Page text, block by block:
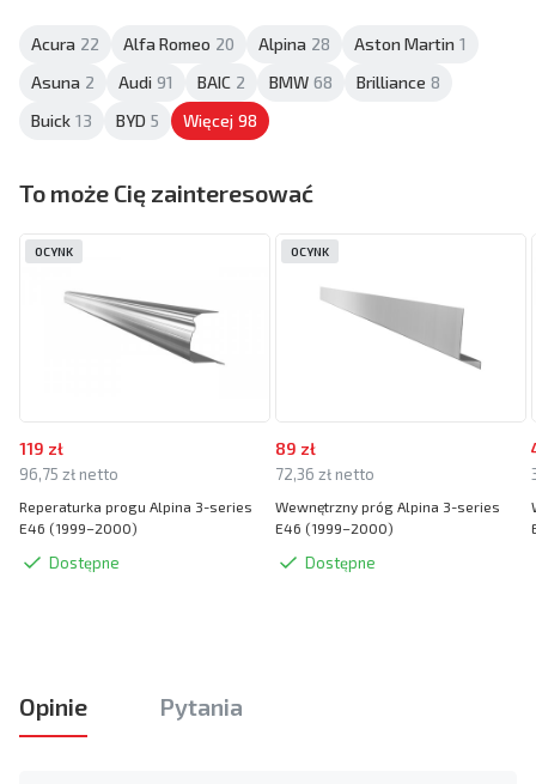
Acura 22 Alfa Romeo 20 Alpina 28 Aston Martin 1
Asuna 2 Audi 91 BAIC 2 BMW 68 Brilliance 8
Buick 13 BYD 5 Więcej 98
To może Cię zainteresować
119 zł
96,75 zł netto
Reperaturka progu Alpina 3-series
E46 (1999–2000)
Dostępne
OCYNK
89 zł
72,36 zł netto
Wewnętrzny próg Alpina 3-series
E46 (1999–2000)
Dostępne
OCYNK
Opinie Pytania